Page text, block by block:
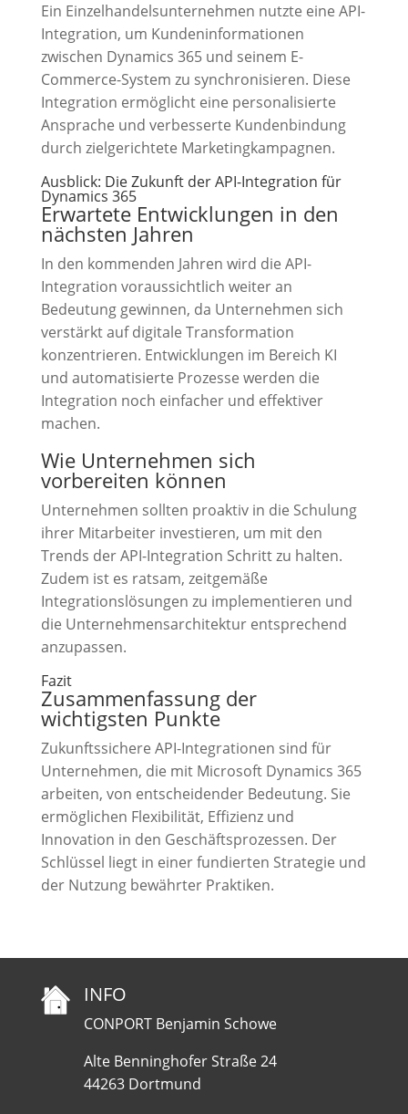
Ein Einzelhandelsunternehmen nutzte eine API-
Integration, um Kundeninformationen
zwischen Dynamics 365 und seinem E-
Commerce-System zu synchronisieren. Diese
Integration ermöglicht eine personalisierte
Ansprache und verbesserte Kundenbindung
durch zielgerichtete Marketingkampagnen.
Ausblick: Die Zukunft der API-Integration für
Dynamics 365
Erwartete Entwicklungen in den
nächsten Jahren
In den kommenden Jahren wird die API-
Integration voraussichtlich weiter an
Bedeutung gewinnen, da Unternehmen sich
verstärkt auf digitale Transformation
konzentrieren. Entwicklungen im Bereich KI
und automatisierte Prozesse werden die
Integration noch einfacher und effektiver
machen.
Wie Unternehmen sich
vorbereiten können
Unternehmen sollten proaktiv in die Schulung
ihrer Mitarbeiter investieren, um mit den
Trends der API-Integration Schritt zu halten.
Zudem ist es ratsam, zeitgemäße
Integrationslösungen zu implementieren und
die Unternehmensarchitektur entsprechend
anzupassen.
Fazit
Zusammenfassung der
wichtigsten Punkte
Zukunftssichere API-Integrationen sind für
Unternehmen, die mit Microsoft Dynamics 365
arbeiten, von entscheidender Bedeutung. Sie
ermöglichen Flexibilität, Effizienz und
Innovation in den Geschäftsprozessen. Der
Schlüssel liegt in einer fundierten Strategie und
der Nutzung bewährter Praktiken.
INFO
CONPORT Benjamin Schowe
Alte Benninghofer Straße 24
44263 Dortmund